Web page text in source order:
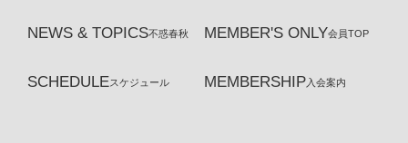
NEWS & TOPICS不惑春秋
SCHEDULEスケジュール
MEMBER'S ONLY会員TOP
MEMBERSHIP 入会案内